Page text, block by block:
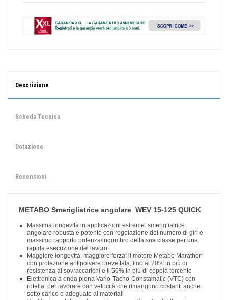
Descrizione
Scheda Tecnica
Dotazione
Recensioni
METABO Smerigliatrice angolare WEV 15-125 QUICK
Massima longevità in applicazioni estreme: smerigliatrice
angolare robusta e potente con regolazione del numero di giri e
massimo rapporto potenza/ingombro della sua classe per una
rapida esecuzione del lavoro
Maggiore longevità, maggiore forza: il motore Metabo Marathon
con protezione antipolvere brevettata, fino al 20% in più di
resistenza ai sovraccarichi e il 50% in più di coppia torcente
Elettronica a onda piena Vario-Tacho-Constamatic (VTC) con
rotella: per lavorare con velocità che rimangono costanti anche
sotto carico e adeguate ai materiali